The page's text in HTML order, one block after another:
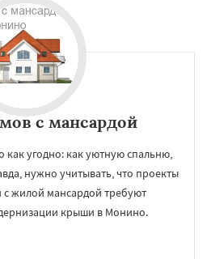
с мансардой
как угодно: как уютную спальню,
нужно учитывать, что проекты
с жилой мансардой требуют
крыши в Монино.